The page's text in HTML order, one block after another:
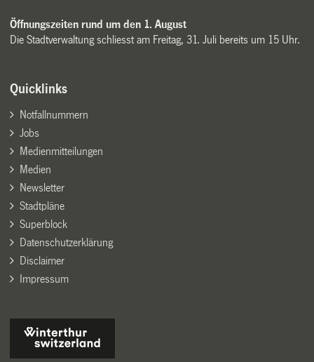
Öffnungszeiten rund um den 1. August
Die Stadtverwaltung schliesst am Freitag, 31. Juli bereits um 15 Uhr.
Quicklinks
Notfallnummern
Jobs
Medienmitteilungen
Medien
Newsletter
Stadtpläne
Superblock
Datenschutzerklärung
Disclaimer
Impressum